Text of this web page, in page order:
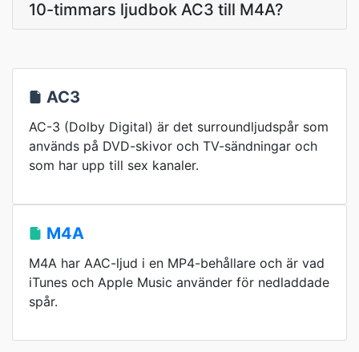
10-timmars ljudbok AC3 till M4A?
AC3
AC-3 (Dolby Digital) är det surroundljudspår som
används på DVD-skivor och TV-sändningar och
som har upp till sex kanaler.
M4A
M4A har AAC-ljud i en MP4-behållare och är vad
iTunes och Apple Music använder för nedladdade
spår.